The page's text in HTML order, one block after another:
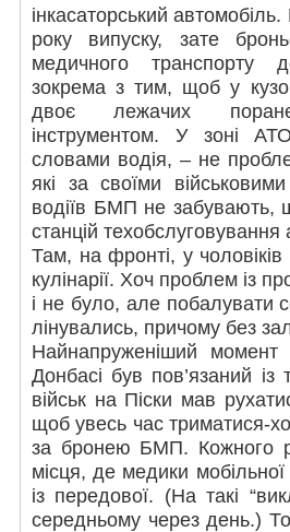
інкасаторський
року випуску, зате
медичного транспорту
зокрема з тим, щоб у
двоє лежачих
інструментом. У зоні
словами водія, – не
які за своїми
водіїв БМП не забувають,
станцій техобслуговування
Там, на фронті, у
кулінарії. Хоч проблем із
і не було, але побалувати
лінувались, причому без
Найнапруженіший
Донбасі був пов’язаний
військ на Піски мав
щоб увесь час триматися-
за бронею БМП. Кожного
місця, де медики
із передової. (На такі
середньому через день.)